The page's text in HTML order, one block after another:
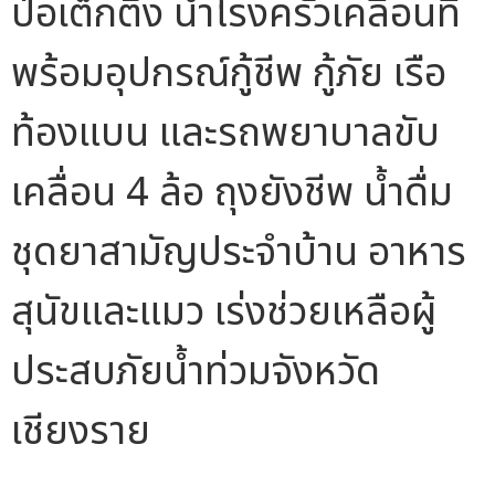
ป่อเต็กตึ๊ง นำโรงครัวเคลื่อนที่
พร้อมอุปกรณ์กู้ชีพ กู้ภัย เรือ
ท้องแบน และรถพยาบาลขับ
เคลื่อน 4 ล้อ ถุงยังชีพ น้ำดื่ม
ชุดยาสามัญประจำบ้าน อาหาร
สุนัขและแมว เร่งช่วยเหลือผู้
ประสบภัยน้ำท่วมจังหวัด
เชียงราย